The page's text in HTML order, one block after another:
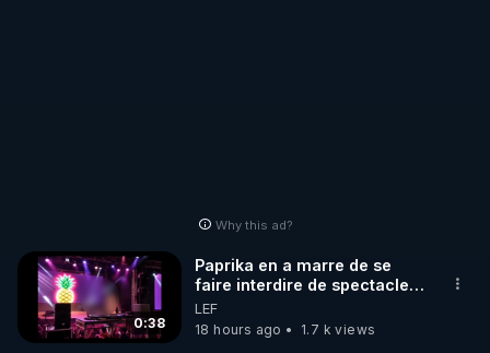
▶ 10 % de réduction sur les extracteurs de la
marque SANA :
Rendez-vous sur
http://rgnr.li/lechoubrave
code : REGENERE10
Why this ad?
0:38
Paprika en a marre de se
faire interdire de spectacle.
Elle décide donc de devenir
DJ !
LEF
18 hours ago
1.7 k views